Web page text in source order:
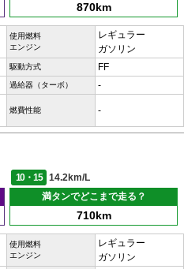
870km
使用燃料
エンジン
レギュラー
ガソリン
駆動方式 FF
過給器（ターボ） -
燃費性能 -
10・15
14.2km/L
満タンでどこまで走る？
710km
使用燃料
エンジン
レギュラー
ガソリン